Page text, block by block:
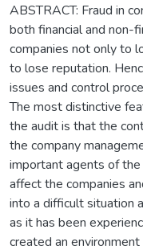
ABSTRACT: Fraud in
both financial and non-
companies not only to
to lose reputation.
issues and control
The most distinctive
the audit is that the
the company
important agents of the
affect the companies
into a difficult situation
as it has been
created an